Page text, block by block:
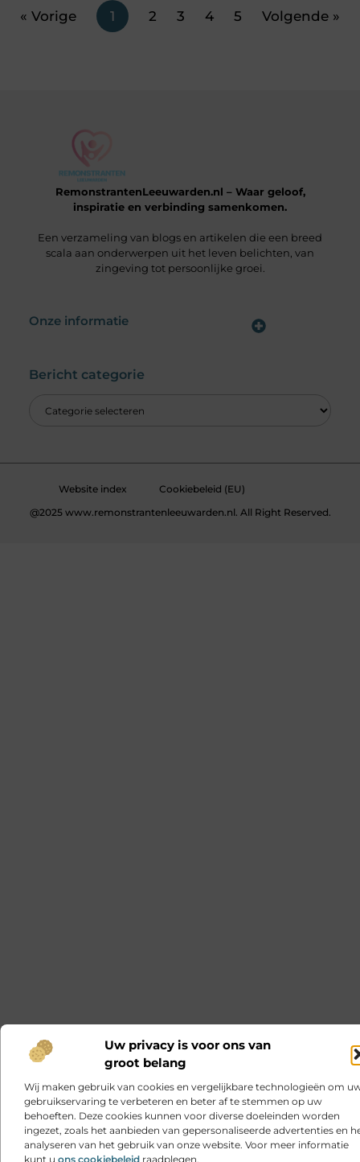
Uw privacy is voor ons van
groot belang
Wij maken gebruik van cookies en vergelijkbare technologieën om
gebruikservaring te verbeteren en beter af te stemmen op uw
behoeften. Deze cookies kunnen voor diverse doeleinden worden
ingezet, zoals het aanbieden van gepersonaliseerde advertenties en
analyseren van het gebruik van onze website. Voor meer informatie
kunt u ons cookiebeleid raadplegen.
« Vorige 1 2 3 4 5 Volgende »
RemonstrantenLeeuwarden.nl – Waar geloof,
inspiratie en verbinding samenkomen.
Een verzameling van blogs en artikelen die een breed
scala aan onderwerpen uit het leven belichten, van
zingeving tot persoonlijke groei.
Onze informatie
Bericht categorie
Website index
Cookiebeleid (EU)
@2025 www.remonstrantenleeuwarden.nl. All Right Reserved.